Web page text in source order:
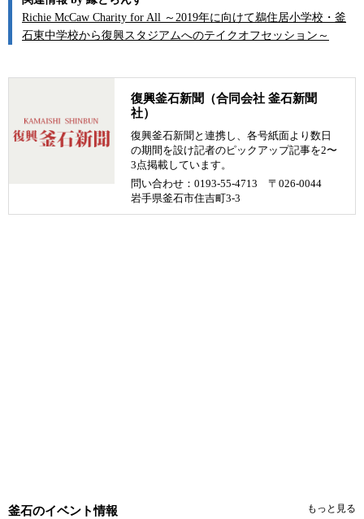
Richie McCaw Charity for All ～2019年に向けて鵜住居小学校・釜
石東中学校から復興スタジアムへのテイクオフセッション～
復興釜石新聞（合同会社 釜石新聞
社）
復興釜石新聞と連携し、各号紙面より数日
の期間を設け記者のピックアップ記事を2〜
3点掲載しています。
問い合わせ：0193-55-4713 〒026-0044
岩手県釜石市住吉町3-3
釜石のイベント情報 もっと見る